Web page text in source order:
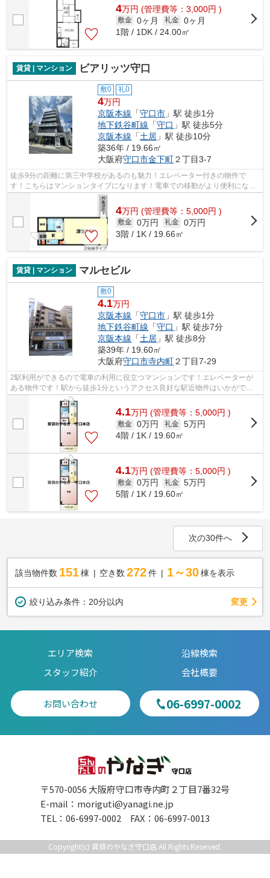
4万円 (管理費等：3,000円 )
敷金 0ヶ月 礼金 0ヶ月
1階 / 1DK / 24.00㎡
賃貸 | マンション ビアリッツ守口
敷0 礼0
4万円
京阪本線 「守口市 」駅 徒歩1分
地下鉄谷町線 「守口 」駅 徒歩5分
京阪本線 「土居 」駅 徒歩10分
築36年 / 19.66㎡
大阪府守口市金下町２丁目3-7
徒歩9分の距離に第三中学校があるのも魅力！エレベーター付きの物件で
す！こちらはマンションタイプになります！電車での移動がより便利にな
る、2駅利用可能なマンションです！賃貸の...
4万円 (管理費等：5,000円 )
敷金 0万円 礼金 0万円
3階 / 1K / 19.66㎡
賃貸 | マンション マルセビル
敷0
4.1万円
京阪本線 「守口市 」駅 徒歩1分
地下鉄谷町線 「守口 」駅 徒歩7分
京阪本線 「土居 」駅 徒歩8分
築39年 / 19.60㎡
大阪府守口市寺内町２丁目7-29
2駅利用ができるので電車の利用に役立つマンションです！エレベーターが
ある物件です！駅から徒歩1分というアクセス良好な駅近物件はいかがです
か！守口市で新しい住環境をお探しなら...
4.1万円 (管理費等：5,000円 )
敷金 0万円 礼金 5万円
4階 / 1K / 19.60㎡
4.1万円 (管理費等：5,000円 )
敷金 0万円 礼金 5万円
5階 / 1K / 19.60㎡
次の30件へ
該当物件数 151棟 空き数 272 件 1～30 棟を表示
絞り込み条件： 20分以内 変更
エリア検索
沿線検索
スタッフ紹介
会社概要
お問い合わせ 06-6997-0002
〒570-0056 大阪府守口市寺内町２丁目7番32号
E-mail： moriguti@yanagi.ne.jp
TEL：06-6997-0002 FAX：06-6997-0013
Copyright(c) 賃貸のやなぎ守口店 All Rights Reserved.